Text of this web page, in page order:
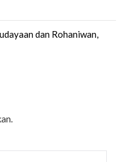
dan Rohaniwan,